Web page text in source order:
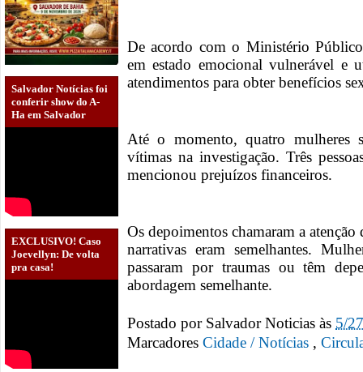
Salvador Notícias foi
conferir show do A-
Ha em Salvador
EXCLUSIVO! Caso
Joevellyn: De volta
pra casa!
De acordo com o Ministério
em estado emocional vulnerável e
atendimentos para obter benefícios
Até o momento, quatro mulheres
vítimas na investigação. Três
mencionou prejuízos financeiros.
Os depoimentos chamaram a
narrativas eram semelhantes.
passaram por traumas ou têm
abordagem semelhante.
Postado por Salvador Noticias às 5/
Marcadores Cidade / Notícias ,